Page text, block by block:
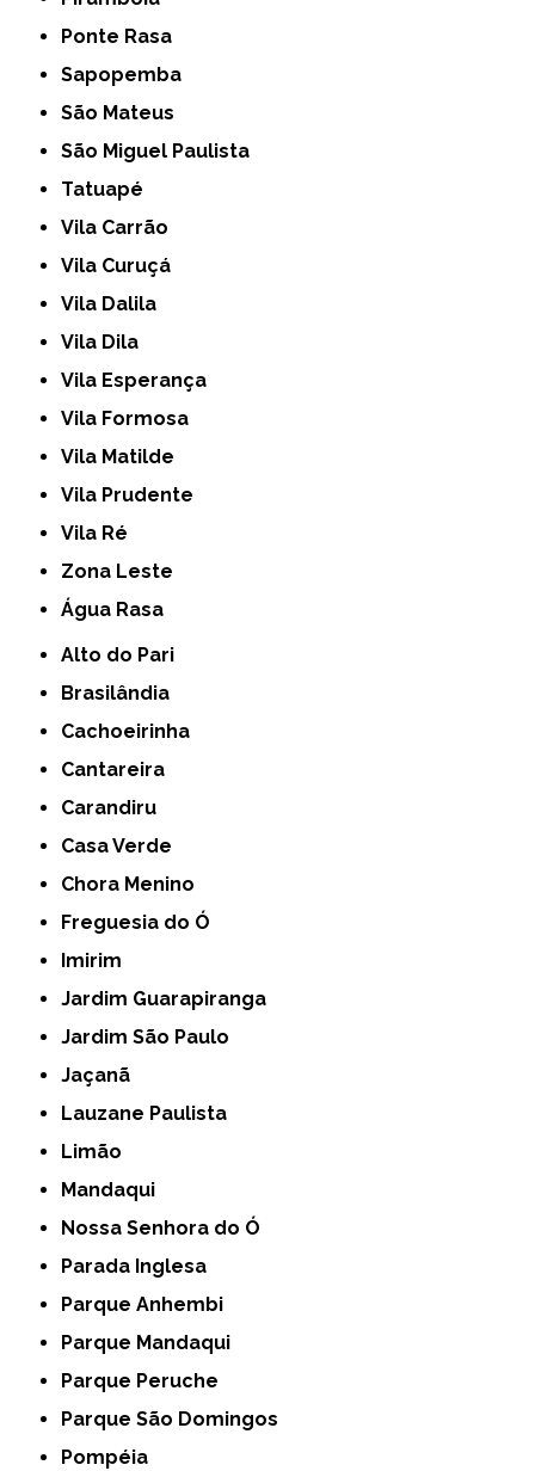
Ponte Rasa
Sapopemba
São Mateus
São Miguel Paulista
Tatuapé
Vila Carrão
Vila Curuçá
Vila Dalila
Vila Dila
Vila Esperança
Vila Formosa
Vila Matilde
Vila Prudente
Vila Ré
Zona Leste
Água Rasa
Alto do Pari
Brasilândia
Cachoeirinha
Cantareira
Carandiru
Casa Verde
Chora Menino
Freguesia do Ó
Imirim
Jardim Guarapiranga
Jardim São Paulo
Jaçanã
Lauzane Paulista
Limão
Mandaqui
Nossa Senhora do Ó
Parada Inglesa
Parque Anhembi
Parque Mandaqui
Parque Peruche
Parque São Domingos
Pompéia